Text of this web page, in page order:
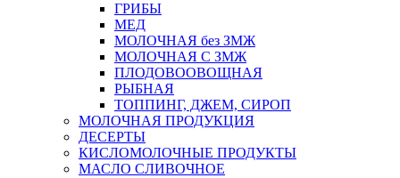
ГРИБЫ
МЕД
МОЛОЧНАЯ без ЗМЖ
МОЛОЧНАЯ С ЗМЖ
ПЛОДОВООВОЩНАЯ
РЫБНАЯ
ТОППИНГ, ДЖЕМ, СИРОП
МОЛОЧНАЯ ПРОДУКЦИЯ
ДЕСЕРТЫ
КИСЛОМОЛОЧНЫЕ ПРОДУКТЫ
МАСЛО СЛИВОЧНОЕ